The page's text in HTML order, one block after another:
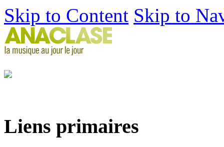
Skip to Content Skip to
Liens primaires